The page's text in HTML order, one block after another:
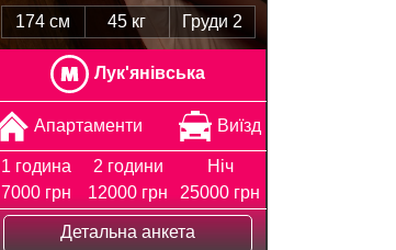
174 см 45 кг Груди 2
Лук'янівська
Апартаменти Виїзд
1 година
7000 грн
2 години
12000 грн
Ніч
25000 грн
Детальна анкета